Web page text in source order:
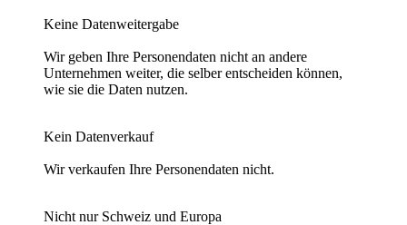
Keine Datenweitergabe
Wir geben Ihre Personendaten nicht an andere
Unternehmen weiter, die selber entscheiden können,
wie sie die Daten nutzen.
Kein Datenverkauf
Wir verkaufen Ihre Personendaten nicht.
Nicht nur Schweiz und Europa